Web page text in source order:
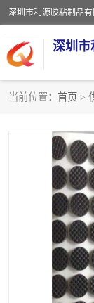
深圳市
当前位置： 首页 >
PORON泡棉
EVA珍珠棉异
佛橡胶泡棉